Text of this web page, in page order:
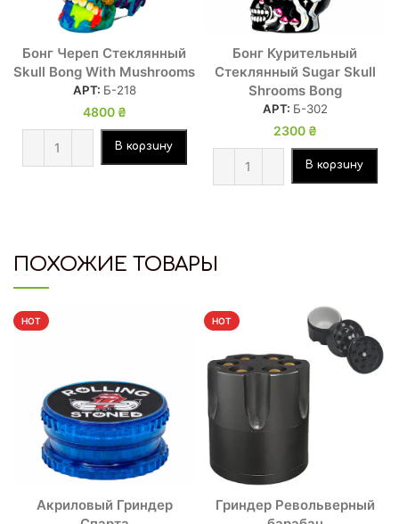
Бонг Череп Стеклянный
Skull Bong With Mushrooms
АРТ: Б-218
4800 ₴
В корзину
Бонг Курительный
Стеклянный Sugar Skull
Shrooms Bong
АРТ: Б-302
2300 ₴
В корзину
ПОХОЖИЕ ТОВАРЫ
HOT
Акриловый Гриндер
HOT
Гриндер Револьверный